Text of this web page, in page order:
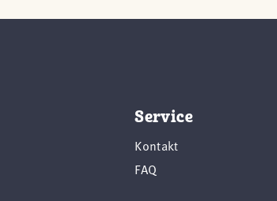
Service
Kontakt
FAQ